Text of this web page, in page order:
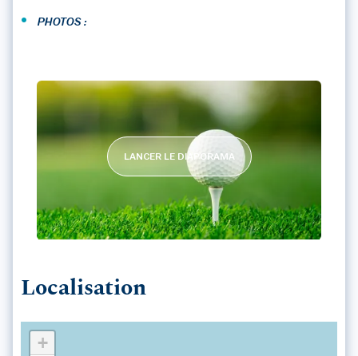
• PHOTOS :
LANCER LE DIAPORAMA
Localisation
+